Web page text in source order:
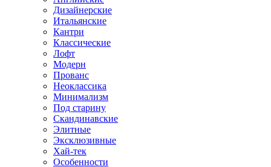
Дизайнерские
Итальянские
Кантри
Классические
Лофт
Модерн
Прованс
Неоклассика
Минимализм
Под старину
Скандинавские
Элитные
Эксклюзивные
Хай-тек
Особенности